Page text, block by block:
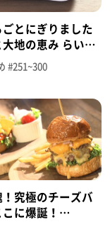
ごとにぎりました
大地の恵み らいす
（東松島市矢本
289【topoぐる
#251~300
究極のチーズバ
に爆誕！